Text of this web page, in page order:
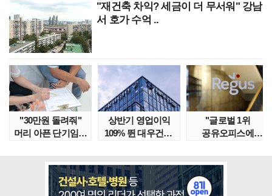
"재건축 차익? 세금이 더 무서워" 강남
서 호가 수억 ..
"30만원 돌려줘"
머리 아픈 단기임대
상반기 영업이익
109% 뛴 대우건설,
"글로벌 1위
공유오피스에